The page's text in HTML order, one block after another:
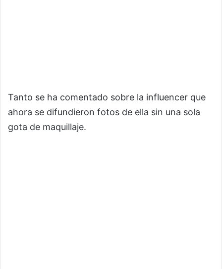
Tanto se ha comentado sobre la influencer que
ahora se difundieron fotos de ella sin una sola
gota de maquillaje.